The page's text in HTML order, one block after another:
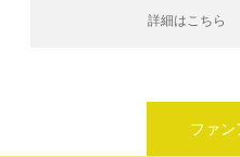
詳細はこちら
ファ